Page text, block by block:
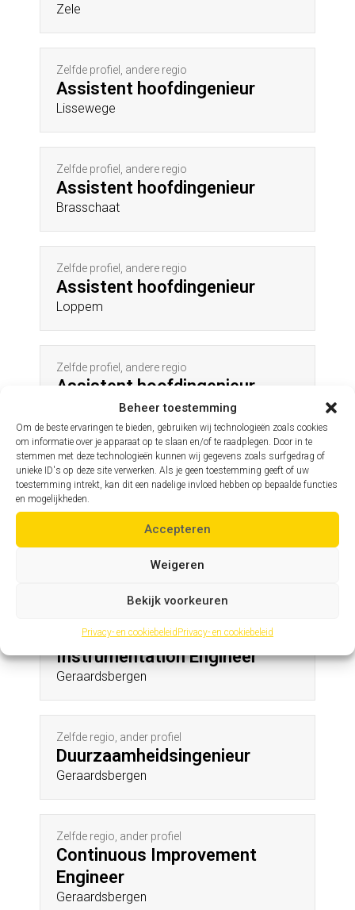
Beheer toestemming
Om de beste ervaringen te bieden, gebruiken wij technologieën zoals cookies
om informatie over je apparaat op te slaan en/of te raadplegen. Door in te
stemmen met deze technologieën kunnen wij gegevens zoals surfgedrag of
unieke ID's op deze site verwerken. Als je geen toestemming geeft of uw
toestemming intrekt, kan dit een nadelige invloed hebben op bepaalde functies
en mogelijkheden.
Accepteren
Weigeren
Bekijk voorkeuren
Privacy- en cookiebeleidPrivacy- en cookiebeleid
Zele
Zelfde profiel, andere regio
Assistent hoofdingenieur
Lissewege
Zelfde profiel, andere regio
Assistent hoofdingenieur
Brasschaat
Zelfde profiel, andere regio
Assistent hoofdingenieur
Loppem
Zelfde profiel, andere regio
Assistent hoofdingenieur
Nieuwkerke
Zelfde profiel, andere regio
Assistent hoofdingenieur
Kanegem
Andere profielen in deze regio
Zelfde regio, ander profiel
Instrumentation Engineer
Geraardsbergen
Zelfde regio, ander profiel
Duurzaamheidsingenieur
Geraardsbergen
Zelfde regio, ander profiel
Continuous Improvement
Engineer
Geraardsbergen